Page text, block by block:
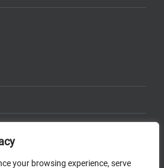
your browsing experience, serve